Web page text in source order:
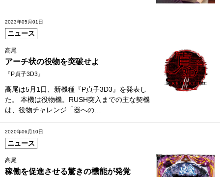
2023年05月01日
ニュース
高尾
アーチ状の役物を突破せよ
『P貞子3D3』
高尾は5月1日、新機種『P貞子3D3』を発表し
た。 本機は役物機。RUSH突入までの主な契機
は、役物チャレンジ「器への…
2020年06月10日
ニュース
高尾
稼働を促進させる驚きの機能が発覚